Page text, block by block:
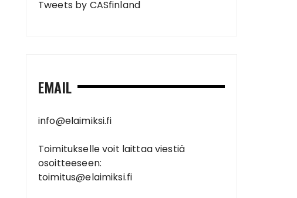
Tweets by CASfinland
EMAIL
info@elaimiksi.fi
Toimitukselle voit laittaa viestiä
osoitteeseen:
toimitus@elaimiksi.fi